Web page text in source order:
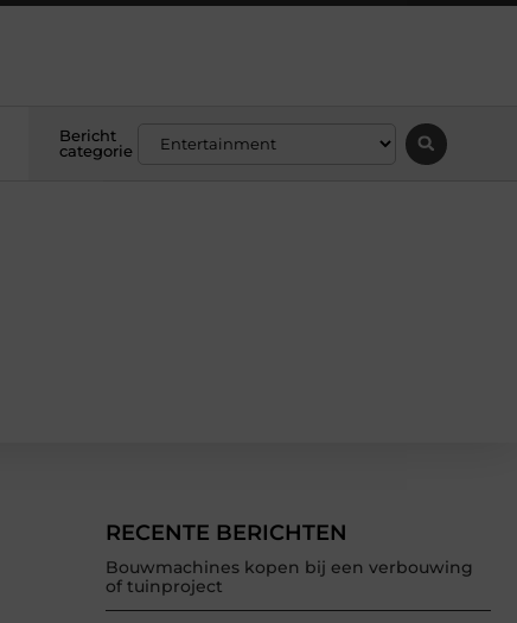
Bericht
categorie
RECENTE BERICHTEN
Bouwmachines kopen bij een verbouwing
of tuinproject